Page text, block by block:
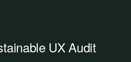
UX Audit